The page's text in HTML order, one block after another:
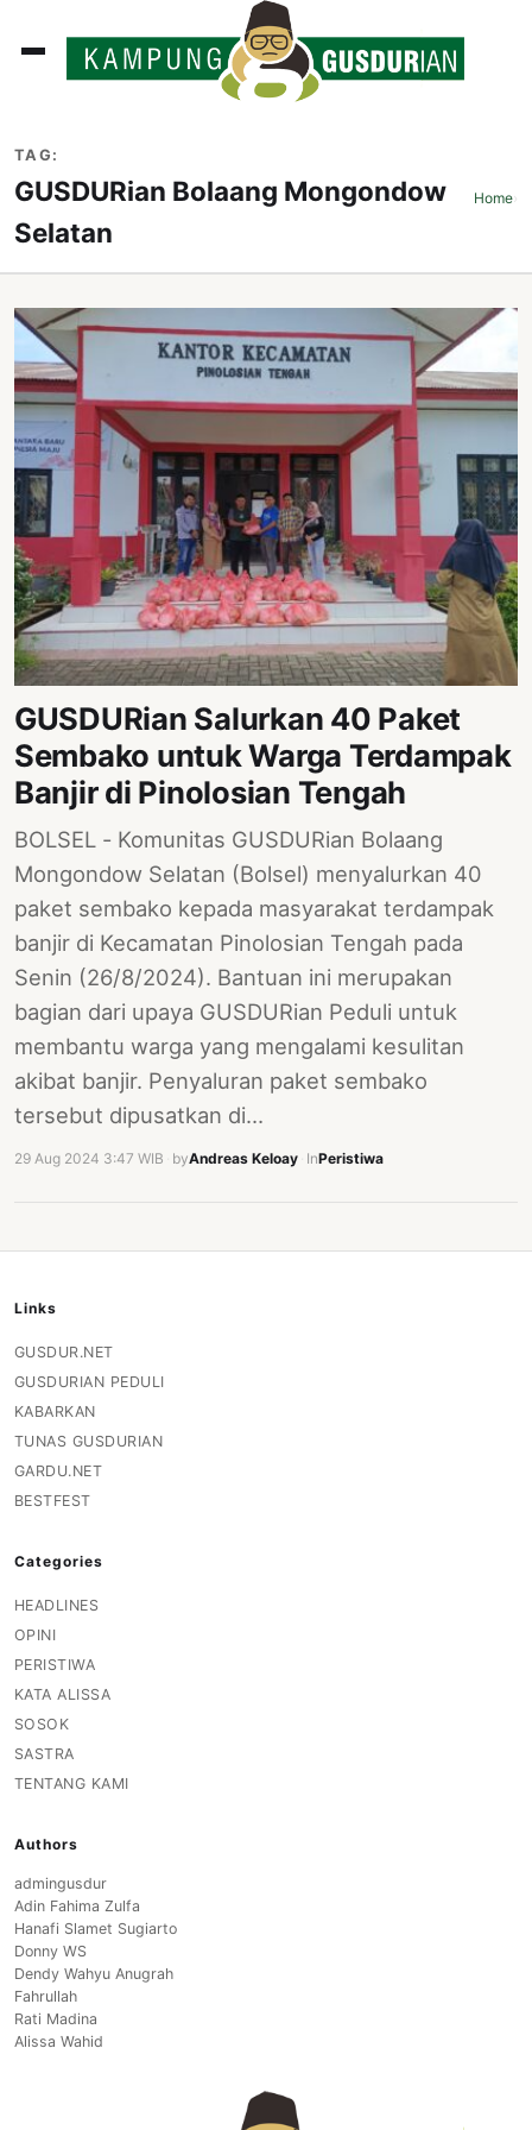
TAG:
GUSDURian Bolaang Mongondow
Selatan
Home›
GUSDURian Salurkan 40 Paket
Sembako untuk Warga Terdampak
Banjir di Pinolosian Tengah
BOLSEL - Komunitas GUSDURian Bolaang
Mongondow Selatan (Bolsel) menyalurkan 40
paket sembako kepada masyarakat terdampak
banjir di Kecamatan Pinolosian Tengah pada
Senin (26/8/2024). Bantuan ini merupakan
bagian dari upaya GUSDURian Peduli untuk
membantu warga yang mengalami kesulitan
akibat banjir. Penyaluran paket sembako
tersebut dipusatkan di…
29 Aug 2024 3:47 WIB byAndreas Keloay InPeristiwa
Links
GUSDUR.NET
GUSDURIAN PEDULI
KABARKAN
TUNAS GUSDURIAN
GARDU.NET
BESTFEST
Categories
HEADLINES
OPINI
PERISTIWA
KATA ALISSA
SOSOK
SASTRA
TENTANG KAMI
Authors
admingusdur
Adin Fahima Zulfa
Hanafi Slamet Sugiarto
Donny WS
Dendy Wahyu Anugrah
Fahrullah
Rati Madina
Alissa Wahid